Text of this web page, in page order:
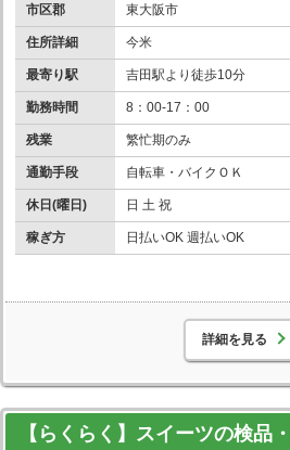
市区郡 東大阪市
住所詳細 今米
最寄り駅 吉田駅より徒歩10分
勤務時間 8：00-17：00
残業 繁忙期のみ
通勤手段 自転車・バイクＯＫ
休日(曜日) 日 土 祝
稼ぎ方 日払いOK 週払いOK
詳細を見る
【らくらく】スイーツの検品